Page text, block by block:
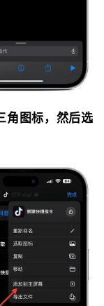
角图标，然后选